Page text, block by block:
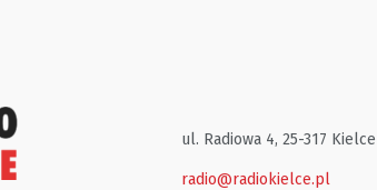
ul. Radiowa 4, 25-317 Kielce
radio@radiokielce.pl